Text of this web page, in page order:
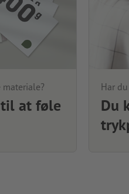
til at føle
Har
Du